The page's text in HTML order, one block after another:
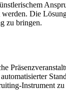
Die
zu bringen.
Instrument